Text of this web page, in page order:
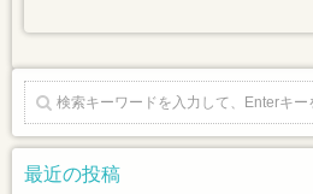
最近の投稿